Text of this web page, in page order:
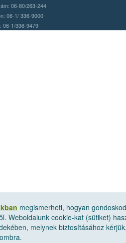
megismerheti, hogyan
Weboldalunk cookie-kat (sütiket)
melynek biztosításához
06-80/263-244
06-1/ 336-9000
06-1/336-9479